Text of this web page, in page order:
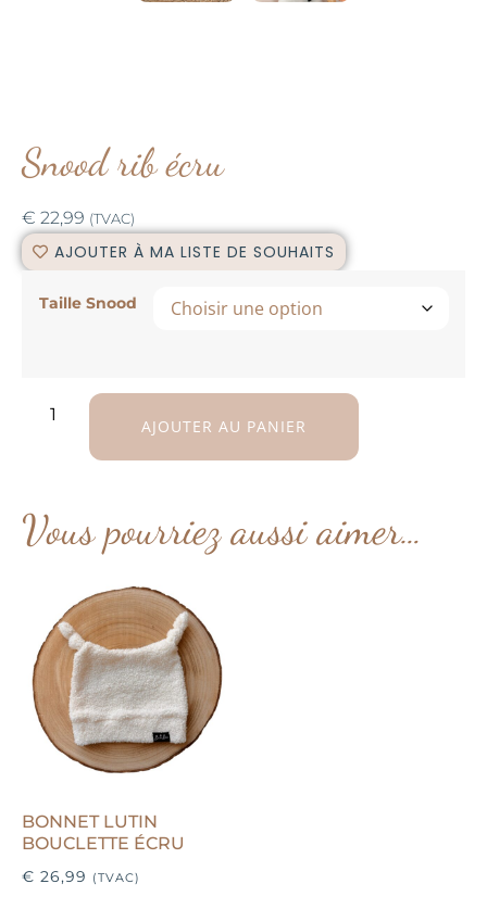
Snood rib écru
€ 22,99 (TVAC)
AJOUTER À MA LISTE DE SOUHAITS
Taille Snood
AJOUTER AU PANIER
Vous pourriez aussi aimer…
BONNET LUTIN
BOUCLETTE ÉCRU
€ 26,99 (TVAC)